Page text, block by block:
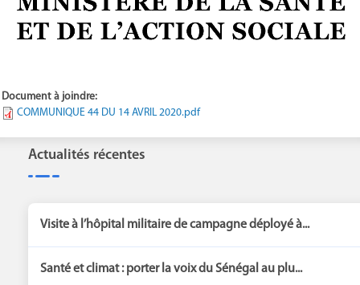
Document à joindre:
COMMUNIQUE 44 DU 14 AVRIL 2020.pdf
Actualités récentes
Visite à l’hôpital militaire de campagne déployé à...
Santé et climat : porter la voix du Sénégal au plu...